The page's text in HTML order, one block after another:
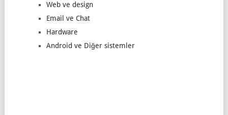
Web ve design
Email ve Chat
Hardware
Android ve Diğer sistemler